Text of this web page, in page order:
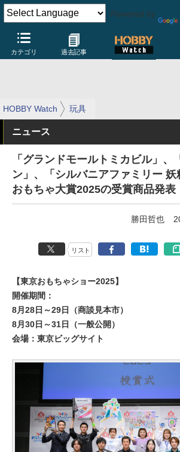
Powered by
カテゴリ 過去記事
HOBBY Watch 玩具
ニュース
「グランドモールトミカビル」、
ン」、「シルバニアファミリー 妖
おもちゃ大賞2025の受賞商品発表
勝田哲也
リスト
【東京おもちゃショー2025】
開催期間：
8月28日～29日（商談見本市）
8月30日～31日（一般公開）
会場：東京ビッグサイト